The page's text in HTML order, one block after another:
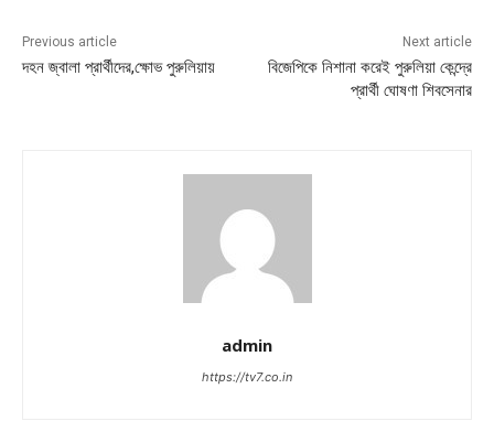
Previous article
দহন জ্বালা প্রার্থীদের,ক্ষোভ পুরুলিয়ায়
Next article
বিজেপিকে নিশানা করেই পুরুলিয়া কেন্দ্রে
প্রার্থী ঘোষণা শিবসেনার
admin
https://tv7.co.in